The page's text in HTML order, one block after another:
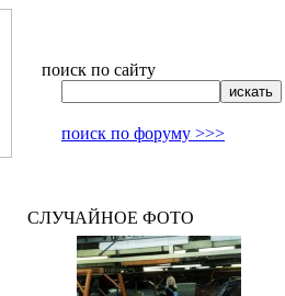
поиск по сайту
поиск по форуму >>>
СЛУЧАЙНОЕ ФОТО